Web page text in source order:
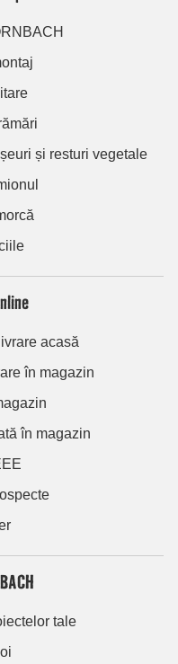
și resturi vegetale
acasă
în magazin
în magazin
tale